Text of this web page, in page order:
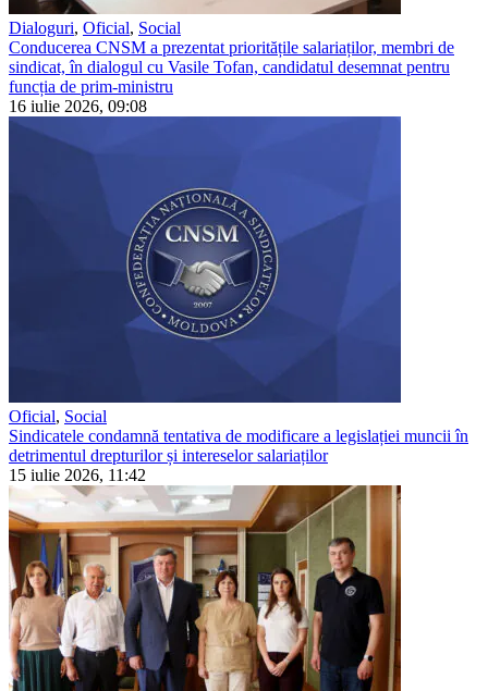
Dialoguri, Oficial, Social
Conducerea CNSM a prezentat prioritățile salariaților, membri de
sindicat, în dialogul cu Vasile Tofan, candidatul desemnat pentru
funcția de prim-ministru
16 iulie 2026, 09:08
Oficial, Social
Sindicatele condamnă tentativa de modificare a legislației muncii în
detrimentul drepturilor și intereselor salariaților
15 iulie 2026, 11:42